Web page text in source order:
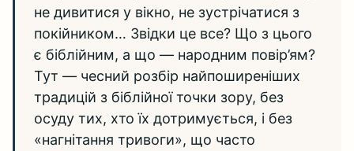
не дивитися у вікно, не зустрічатися з
покійником… Звідки це все? Що з цього
є біблійним, а що — народним повір’ям?
Тут — чесний розбір найпоширеніших
традицій з біблійної точки зору, без
осуду тих, хто їх дотримується, і без
«нагнітання тривоги», що часто